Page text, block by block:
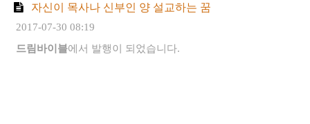
자신이 목사나 신부인 양 설교하는 꿈
2017-07-30 08:19
드림바이블에서 발행이 되었습니다.